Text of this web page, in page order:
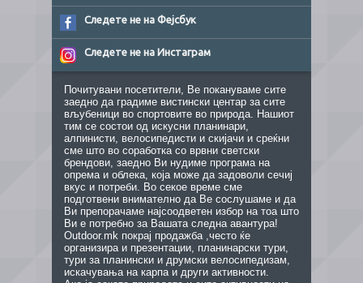
Следете не на Фејсбук
Следете не на Инстаграм
Почитувани посетители, Ве покануваме сите
заедно да градиме вистински центар за сите
вљубеници во спортовите во природа. Нашиот
тим се состои од искусни планинари,
алпинисти, велосипедисти и скијачи и среќни
сме што во соработка со врвни светски
брендови, заедно Ви нудиме програма на
опрема и облека, која може да задоволи сечиј
вкус и потреби. Во секое време сме
подготвени внимателно да Ве сослушаме и да
Ви препорачаме најсоодветен избор на тоа што
Ви е потребно за Вашата следна авантура!
Outdoor.mk покрај продажба ,често ќе
организира и презентации, планинарски тури,
тури за планински и друмски велосипедизам,
искачувања на карпа и други активности.